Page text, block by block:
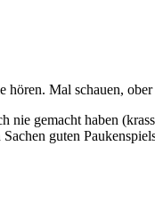
Mal schauen,
gemacht haben
guten